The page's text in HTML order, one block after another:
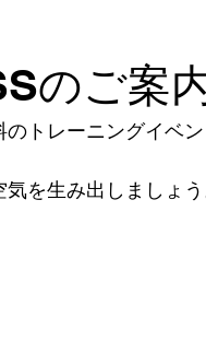
のご案
トレーニングイベ
を生み出しましょう